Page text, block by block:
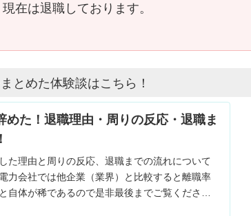
在は退職しております。
とめた体験談はこちら！
めた！退職理由・周りの反応・退職ま
た理由と周りの反応、退職までの流れについて
力会社では他企業（業界）と比較すると離職率
自体が稀であるので是非最後までご覧くださ